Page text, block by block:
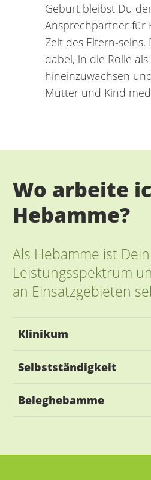
Geburt bleibst Du
Ansprechpartner für
Zeit des Eltern-
dabei, in die Rolle
hineinzuwachsen
Mutter und Kind
Wo arbeite
Hebamme?
Als Hebamme ist Dein
Leistungsspektrum
an Einsatzgebieten
Klinikum
Selbstständigkeit
Beleghebamme